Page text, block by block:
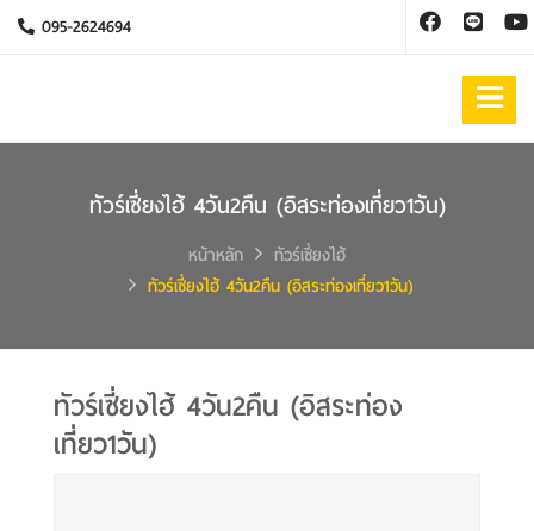
095-2624694
ทัวร์เซี่ยงไฮ้ 4วัน2คืน (อิสระท่องเที่ยว1วัน)
หน้าหลัก
ทัวร์เซี่ยงไฮ้
ทัวร์เซี่ยงไฮ้ 4วัน2คืน (อิสระท่องเที่ยว1วัน)
ทัวร์เซี่ยงไฮ้ 4วัน2คืน (อิสระท่อง
เที่ยว1วัน)